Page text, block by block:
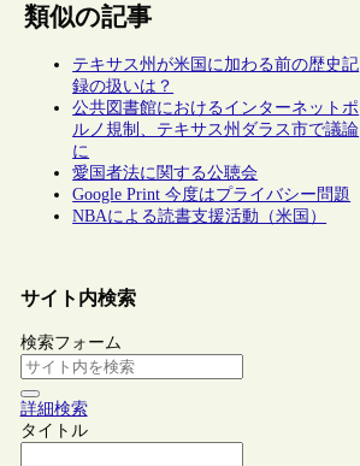
類似の記事
テキサス州が米国に加わる前の歴史記
録の扱いは？
公共図書館におけるインターネットポ
ルノ規制、テキサス州ダラス市で議論
に
愛国者法に関する公聴会
Google Print 今度はプライバシー問題
NBAによる読書支援活動（米国）
サイト内検索
検索フォーム
詳細検索
タイトル